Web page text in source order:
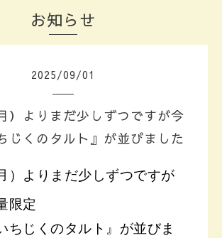
お知らせ
2025/09/01
）よりまだ少しずつですが今
じくのタルト』が並びました
）よりまだ少しずつですが
限定
ちじくのタルト』が並びま